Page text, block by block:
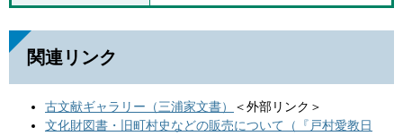
関連リンク
古文献ギャラリー（三浦家文書）
＜外部リンク＞
文化財図書・旧町村史などの販売について（『戸村愛教日